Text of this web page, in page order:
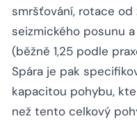
smršťování, rotace od
seizmického posunu
(běžně 1,25 podle
Spára je pak
kapacitou pohybu,
než tento celkový